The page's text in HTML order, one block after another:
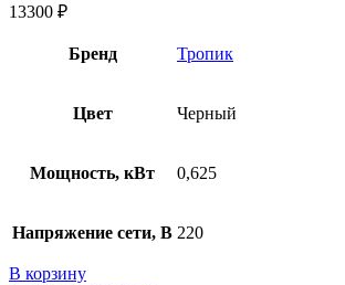
13300 ₽
Бренд Тропик
Цвет Черный
Мощность, кВт 0,625
Напряжение сети, В 220
В корзину